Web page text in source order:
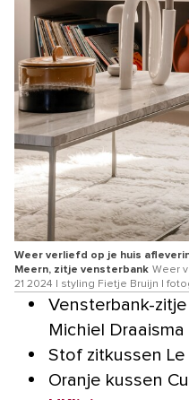
Weer verliefd op je huis
Meern, zitje vensterbank Weer
21 2024 | styling Fietje Bruijn |
Vensterbank-
Michiel Draaisma
Stof zitkussen Le
Oranje kussen